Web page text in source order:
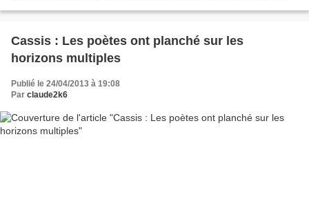
Cassis : Les poètes ont planché sur les
horizons multiples
Publié le 24/04/2013 à 19:08
Par claude2k6